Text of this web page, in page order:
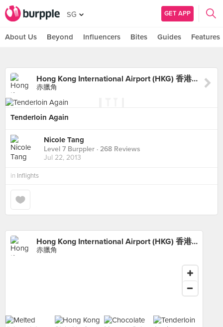
SG GET APP
About Us Beyond Influencers Bites Guides Features
Hong Kong International Airport (HKG) 香港國際機場
赤臘角
Tenderloin Again
Nicole Tang
Level 7 Burppler · 268 Reviews
Jul 22, 2013
in Inflights
Hong Kong International Airport (HKG) 香港國際機場
赤臘角